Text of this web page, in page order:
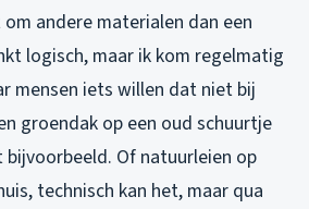
andere materialen dan een
logisch, maar ik kom regelmatig
mensen iets willen dat niet bij
groendak op een oud schuurtje
Of natuurleien op
technisch kan het, maar qua